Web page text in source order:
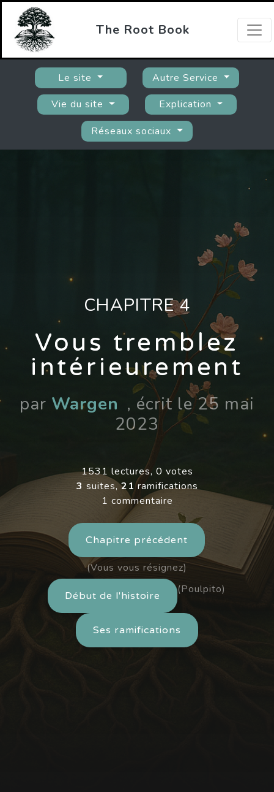
The Root Book
Le site
Autre Service
Vie du site
Explication
Réseaux sociaux
CHAPITRE 4
Vous tremblez
intérieurement
par Wargen , écrit le 25 mai
2023
1531 lectures, 0 votes
3 suites,21ramifications
1 commentaire
Chapitre précédent
(Vous vous résignez)
Début de l'histoire (Poulpito)
Ses ramifications